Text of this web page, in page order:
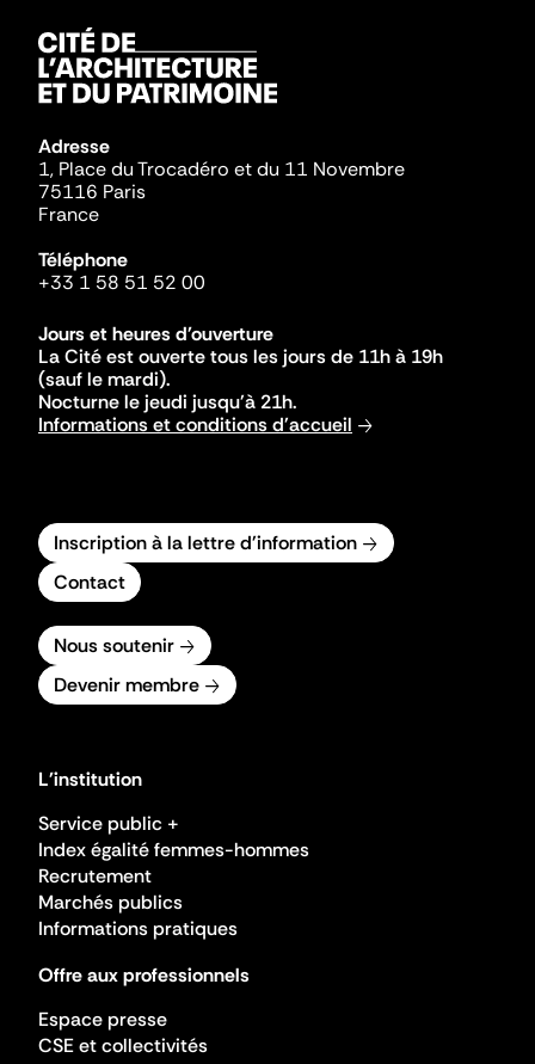
Adresse
1, Place du Trocadéro et du 11 Novembre
75116 Paris
France
Téléphone
+33 1 58 51 52 00
Jours et heures d'ouverture
La Cité est ouverte tous les jours de 11h à 19h
(sauf le mardi).
Nocturne le jeudi jusqu'à 21h.
Informations et conditions d'accueil
Inscription à la lettre d'information
Contact
Nous soutenir
Devenir membre
L'institution
Service public +
Index égalité femmes-hommes
Recrutement
Marchés publics
Informations pratiques
Offre aux professionnels
Espace presse
CSE et collectivités